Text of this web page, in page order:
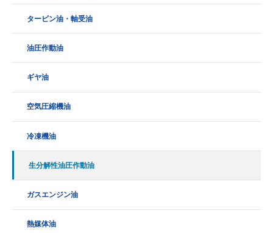
タービン油・軸受油
油圧作動油
ギヤ油
空気圧縮機油
冷凍機油
生分解性油圧作動油
ガスエンジン油
熱媒体油